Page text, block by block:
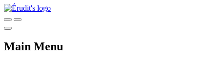
Main Menu